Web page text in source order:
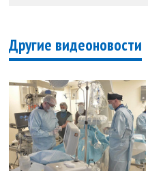
Другие видеоновости